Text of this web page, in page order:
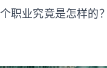
业究竟是怎样的？